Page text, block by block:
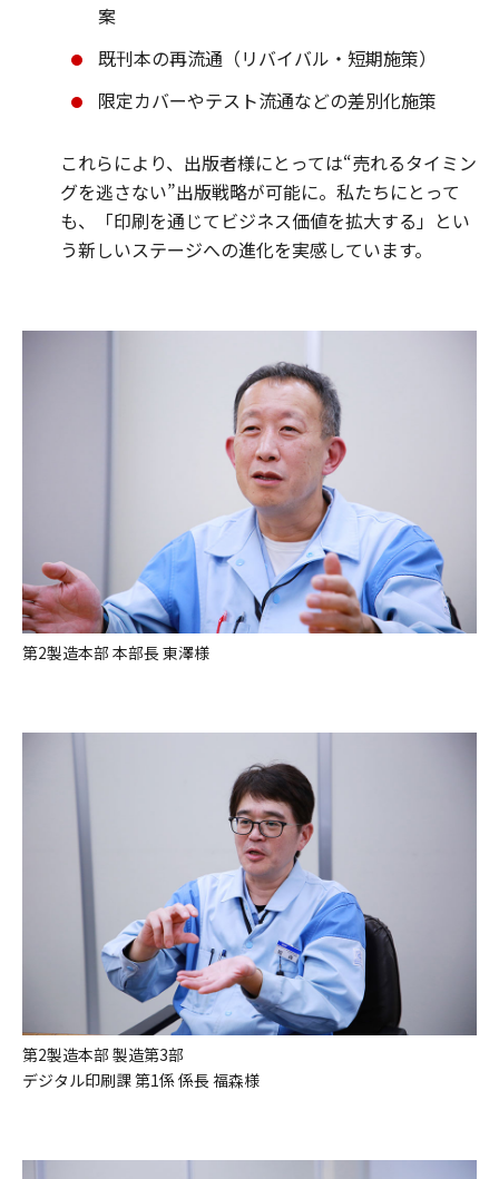
案
既刊本の再流通（リバイバル・短期施策）
限定カバーやテスト流通などの差別化施策
これらにより、出版者様にとっては“売れるタイミン
グを逃さない”出版戦略が可能に。私たちにとって
も、「印刷を通じてビジネス価値を拡大する」とい
う新しいステージへの進化を実感しています。
第2製造本部 本部長 東澤様
第2製造本部 製造第3部
デジタル印刷課 第1係 係長 福森様